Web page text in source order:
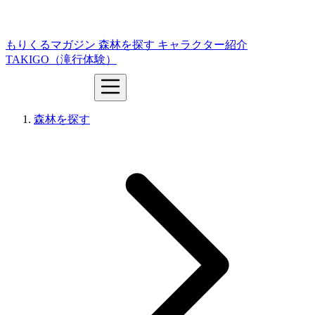
もりくるマガジン 森林を探す キャラクター紹介
TAKIGO（滝行体験）
森林を探す